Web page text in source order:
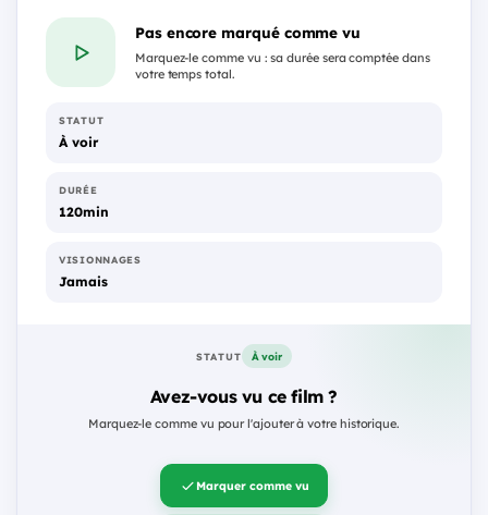
Pas encore marqué comme vu
Marquez-le comme vu : sa durée sera comptée dans
votre temps total.
STATUT
À voir
DURÉE
120min
VISIONNAGES
Jamais
STATUT À voir
Avez-vous vu ce film ?
Marquez-le comme vu pour l'ajouter à votre historique.
Marquer comme vu